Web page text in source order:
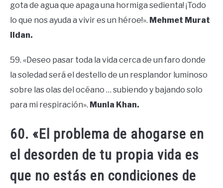
gota de agua que apaga una hormiga sedienta! ¡Todo
lo que nos ayuda a vivir es un héroe!». Mehmet Murat
Ildan.
59. «Deseo pasar toda la vida cerca de un faro donde
la soledad será el destello de un resplandor luminoso
sobre las olas del océano … subiendo y bajando solo
para mi respiración». Munia Khan.
60. «El problema de ahogarse en
el desorden de tu propia vida es
que no estás en condiciones de